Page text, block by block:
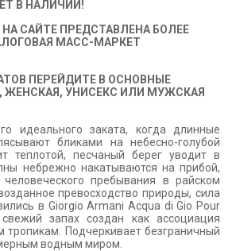
В НАЛИЧИИ!
САЙТЕ ПРЕДСТАВЛЕНА БОЛЕЕ
МАСС-МАРКЕТ
ПЕРЕЙДИТЕ В ОСНОВНЫЕ
ЖЕНСКАЯ, УНИСЕКС ИЛИ МУЖСКАЯ
идеального заката, когда длинные
бликами на небесно-голубой
теплотой, песчаный берег уводит в
небрежно накатываются на прибой,
пребывания в райском
превосходство природы, сила
в Giorgio Armani Acqua di Gio Pour
запах создан как ассоциация
тропикам. Подчеркивает безграничный
водным миром.